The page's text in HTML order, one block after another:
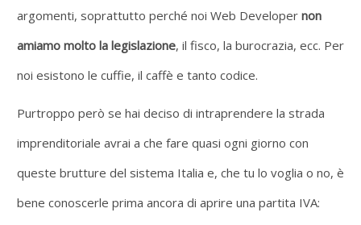
argomenti, soprattutto perché noi Web Developer non
amiamo molto la legislazione, il fisco, la burocrazia, ecc. Per
noi esistono le cuffie, il caffè e tanto codice.
Purtroppo però se hai deciso di intraprendere la strada
imprenditoriale avrai a che fare quasi ogni giorno con
queste brutture del sistema Italia e, che tu lo voglia o no, è
bene conoscerle prima ancora di aprire una partita IVA: